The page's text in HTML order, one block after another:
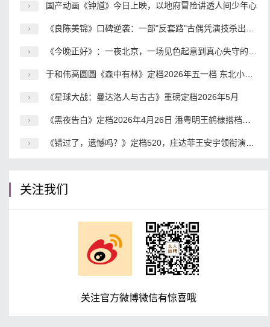
国产动画《钟馗》今日上映，以地府冒险讲透人间少年心
《良陈美锦》口碑逆袭：一部"反套路"古偶凭演技杀出重围
《今晚正好》：一夜北京，一场见色起意到真心失守的都市冒险
于和伟高圆圆《森中有林》定档2026年五一档 东北小人物命运史诗震撼来袭
《星球大战：曼达洛人与古古》重磅定档2026年5月
《黑夜告白》定档2026年4月26日 潘粤明王鹤棣搭档破解18年电梯悬案
《错过了，遗憾吗？》定档520，庄达菲王安宇领衔演绎青春爱情喜剧
关注我们
关注官方微博微信有惊喜哦